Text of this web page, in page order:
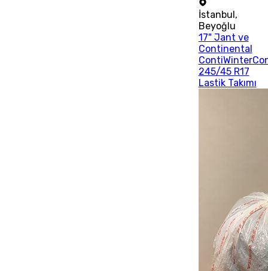
İstanbul ,
Beyoğlu
17" Jant ve
Continental
245/45 R17
Lastik Takımı